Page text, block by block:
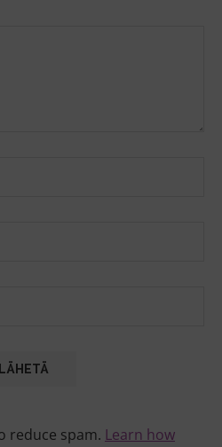
reduce spam. Learn how